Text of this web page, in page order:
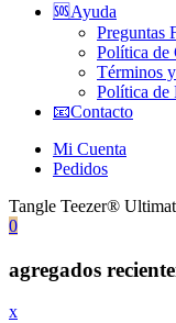
🆘Ayuda
Preguntas
Política de
Términos
Política de
📧Contacto
Mi Cuenta
Pedidos
Tangle Teezer®
0
agregados
x